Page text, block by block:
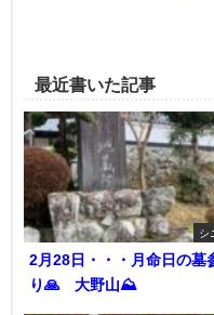
最近書いた記事
シ
2月28日・・・月命日の墓
り🙏 大野山⛰️